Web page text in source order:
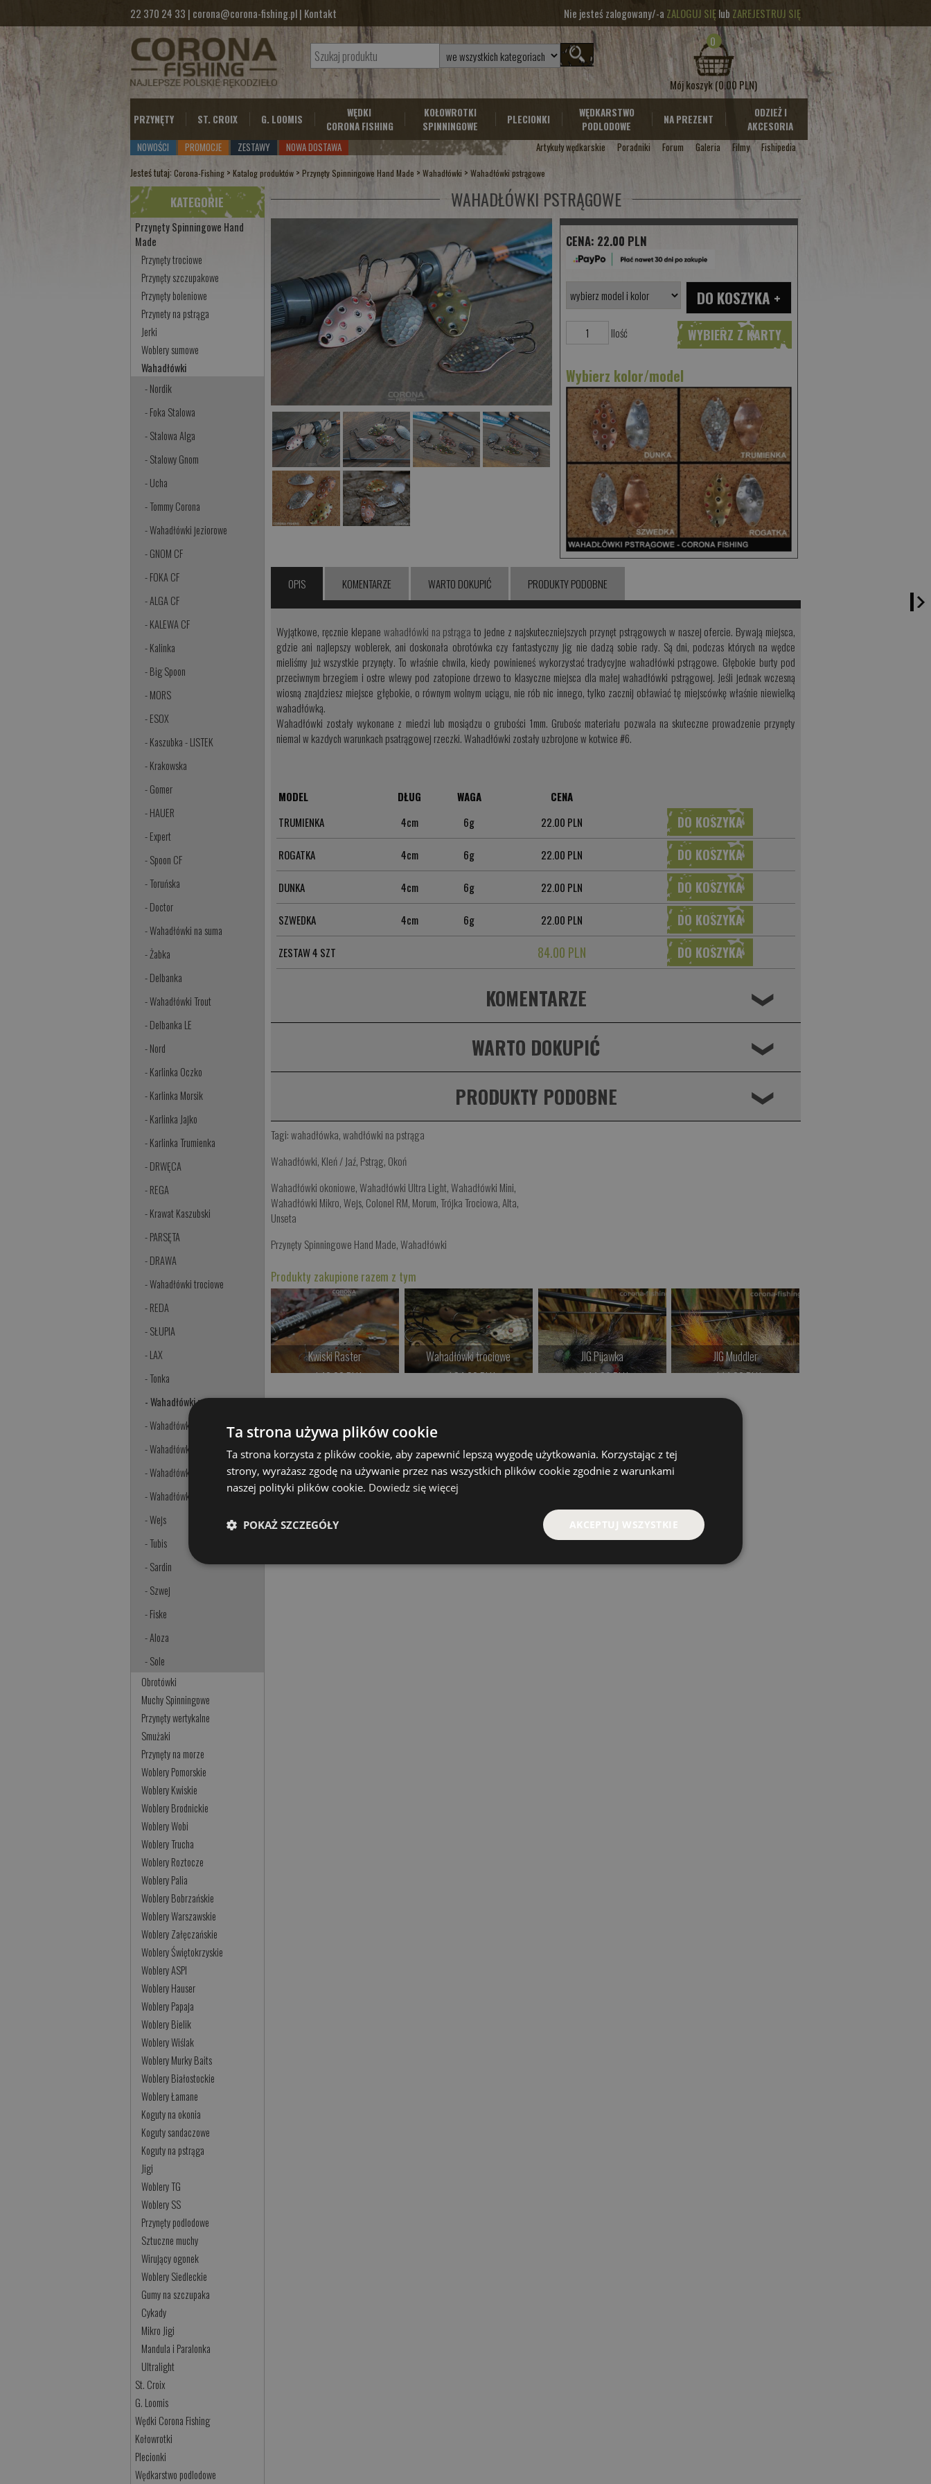
22 370 24 33 | corona@corona-fishing.pl| Kontakt Nie jesteś zalogowany/-a ZALOGUJ SIĘlub ZAREJESTRUJ SIĘ
0
Mój koszyk(0.00 PLN)
PRZYNĘTY ST. CROIX G. LOOMIS
WĘDKI
CORONA FISHING
KOŁOWROTKI
SPINNINGOWE
PLECIONKI
WĘDKARSTWO
PODLODOWE
NA PREZENT
ODZIEŻ I
AKCESORIA
NOWOŚCI
PROMOCJE ZESTAWY NOWA DOSTAWA Artykuły wędkarskie Poradniki Forum Galeria Filmy
Fishipedia
Jesteś tutaj: Corona-Fishing >Katalog produktów >Przynęty Spinningowe Hand Made >Wahadłówki >Wahadłówki pstrągowe
KATEGORIE
Przynęty Spinningowe Hand
Made
Przynęty trociowe
Przynęty szczupakowe
Przynęty boleniowe
Przynety na pstrąga
Jerki
Woblery sumowe
Wahadłówki
- Nordik
- Foka Stalowa
- Stalowa Alga
- Stalowy Gnom
- Ucha
- Tommy Corona
- Wahadłówki jeziorowe
- GNOM CF
- FOKA CF
- ALGA CF
- KALEWA CF
- Kalinka
- Big Spoon
- MORS
- ESOX
- Kaszubka - LISTEK
- Krakowska
- Gomer
- HAUER
- Expert
- Spoon CF
- Toruńska
- Doctor
- Wahadłówki na suma
- Żabka
- Delbanka
- Wahadłówki Trout
- Delbanka LE
- Nord
- Karlinka Oczko
- Karlinka Morsik
- Karlinka Jajko
- Karlinka Trumienka
- DRWĘCA
- REGA
- Krawat Kaszubski
- PARSĘTA
- DRAWA
- Wahadłówki trociowe
- REDA
- SŁUPIA
- LAX
- Tonka
- Wahadłówki pstrągowe
- Wahadłówki okoniowe
- Wahadłówki Ultra Light
- Wahadłówki Mini
- Wahadłówki Mikro
- Wejs
- Tubis
- Sardin
- Szwej
- Fiske
- Aloza
- Sole
Obrotówki
Muchy Spinningowe
Przynęty wertykalne
Smużaki
Przynęty na morze
Woblery Pomorskie
Woblery Kwiskie
Woblery Brodnickie
Woblery Wobi
Woblery Trucha
Woblery Roztocze
Woblery Palia
Woblery Bobrzańskie
Woblery Warszawskie
Woblery Załęczańskie
Woblery Świętokrzyskie
Woblery ASPI
Woblery Hauser
Woblery Papaja
Woblery Bielik
Woblery Wiślak
Woblery Murky Baits
Woblery Białostockie
Woblery Łamane
Koguty na okonia
Koguty sandaczowe
Koguty na pstrąga
Jigi
Woblery TG
Woblery SS
Przynęty podlodowe
Sztuczne muchy
Wirujący ogonek
Woblery Siedleckie
Gumy na szczupaka
Cykady
Mikro Jigi
Mandula i Paralonka
Ultralight
St. Croix
G. Loomis
Wędki Corona Fishing
Kołowrotki
Plecionki
Wędkarstwo podlodowe
WAHADŁÓWKI PSTRĄGOWE
CENA: 22.00 PLN
Ilość WYBIERZ Z KARTY
Wybierz kolor/model
OPIS KOMENTARZE WARTO DOKUPIĆ PRODUKTY PODOBNE
Wyjątkowe, ręcznie klepane wahadłówki na pstrąga to jedne z najskuteczniejszych przynęt pstrągowych w naszej ofercie. Bywają miejsca,
gdzie ani najlepszy woblerek, ani doskonała obrotówka czy fantastyczny jig nie dadzą sobie rady. Są dni, podczas których na wędce
mieliśmy już wszystkie przynęty. To właśnie chwila, kiedy powinieneś wykorzystać tradycyjne wahadłówki pstrągowe. Głębokie burty pod
przeciwnym brzegiem i ostre wlewy pod zatopione drzewo to klasyczne miejsca dla małej wahadłówki pstrągowej. Jeśli jednak wczesną
wiosną znajdziesz miejsce głębokie, o równym wolnym uciągu, nie rób nic innego, tylko zacznij obławiać tę miejscówkę właśnie niewielką
wahadłówką.
Wahadłówki zostały wykonane z miedzi lub mosiądzu o grubości 1mm. Grubośc materiału pozwala na skuteczne prowadzenie przynęty
niemal w kazdych warunkach psatrągowej rzeczki. Wahadłówki zostały uzbrojone w kotwice #6.
MODEL DŁUG WAGA
CENA
TRUMIENKA
4cm 6g 22.00 PLN
ROGATKA 4cm 6g 22.00 PLN
DUNKA 4cm 6g 22.00 PLN
SZWEDKA 4cm 6g 22.00 PLN
ZESTAW 4 SZT 84.00 PLN
KOMENTARZE ❮
WARTO DOKUPIĆ ❮
PRODUKTY PODOBNE ❮
Tagi:wahadłówka,wahdłówki na pstrąga
Wahadłówki, Kleń / Jaź, Pstrąg, Okoń
Wahadłówki okoniowe,Wahadłówki Ultra Light,Wahadłówki Mini,
Wahadłówki Mikro,Wejs, Colonel RM, Morum,Trójka Trociowa,Alta,
Unseta
Przynęty Spinningowe Hand Made,Wahadłówki
Produkty zakupione razem z tym
Kwiski Raster
od 42.00 PLN
Wahadłówki trociowe
od 34.00 PLN
JIG Pijawka
od 14.00 PLN
JIG Muddler
od 14.00 PLN
Kup teraz >
Ta strona używa plików cookie
Ta strona korzysta z plików cookie, aby zapewnić lepszą wygodę użytkowania. Korzystając z tej
strony, wyrażasz zgodę na używanie przez nas wszystkich plików cookie zgodnie z warunkami
naszej polityki plików cookie. Dowiedz się więcej
AKCEPTUJ WSZYSTKIE
POKAŻ SZCZEGÓŁY